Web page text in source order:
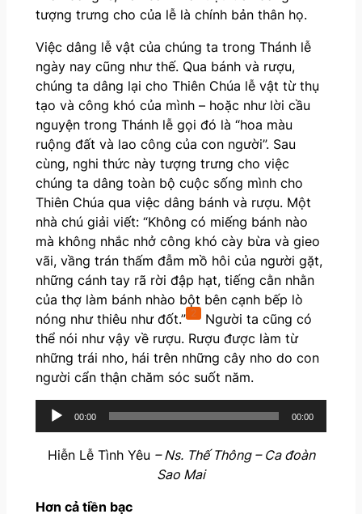
tượng trưng cho của lễ là chính bản thân họ.
Việc dâng lễ vật của chúng ta trong Thánh lễ
ngày nay cũng như thế. Qua bánh và rượu,
chúng ta dâng lại cho Thiên Chúa lễ vật từ thụ
tạo và công khó của mình – hoặc như lời cầu
nguyện trong Thánh lễ gọi đó là “hoa màu
ruộng đất và lao công của con người”. Sau
cùng, nghi thức này tượng trưng cho việc
chúng ta dâng toàn bộ cuộc sống mình cho
Thiên Chúa qua việc dâng bánh và rượu. Một
nhà chú giải viết: “Không có miếng bánh nào
mà không nhắc nhở công khó cày bừa và gieo
vãi, vầng trán thấm đẫm mồ hôi của người gặt,
những cánh tay rã rời đập hạt, tiếng cằn nhằn
của thợ làm bánh nhào bột bên cạnh bếp lò
nóng như thiêu như đốt.” 2 Người ta cũng có
thể nói như vậy về rượu. Rượu được làm từ
những trái nho, hái trên những cây nho do con
người cẩn thận chăm sóc suốt năm.
u
P
00:00 00:00
Hiễn Lễ Tình Yêu – Ns. Thế Thông – Ca đoàn
Sao Mai
Hơn cả tiền bạc